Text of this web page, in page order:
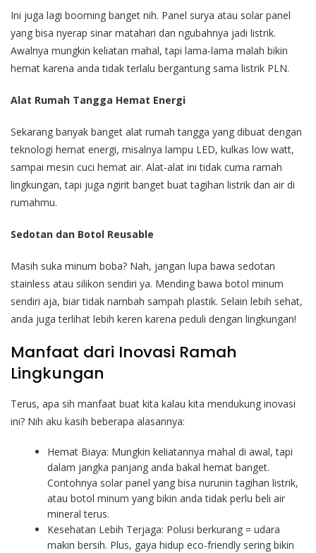
Ini juga lagi booming banget nih. Panel surya atau solar panel
yang bisa nyerap sinar matahari dan ngubahnya jadi listrik.
Awalnya mungkin keliatan mahal, tapi lama-lama malah bikin
hemat karena anda tidak terlalu bergantung sama listrik PLN.
Alat Rumah Tangga Hemat Energi
Sekarang banyak banget alat rumah tangga yang dibuat dengan
teknologi hemat energi, misalnya lampu LED, kulkas low watt,
sampai mesin cuci hemat air. Alat-alat ini tidak cuma ramah
lingkungan, tapi juga ngirit banget buat tagihan listrik dan air di
rumahmu.
Sedotan dan Botol Reusable
Masih suka minum boba? Nah, jangan lupa bawa sedotan
stainless atau silikon sendiri ya. Mending bawa botol minum
sendiri aja, biar tidak nambah sampah plastik. Selain lebih sehat,
anda juga terlihat lebih keren karena peduli dengan lingkungan!
Manfaat dari Inovasi Ramah
Lingkungan
Terus, apa sih manfaat buat kita kalau kita mendukung inovasi
ini? Nih aku kasih beberapa alasannya:
Hemat Biaya: Mungkin keliatannya mahal di awal, tapi
dalam jangka panjang anda bakal hemat banget.
Contohnya solar panel yang bisa nurunin tagihan listrik,
atau botol minum yang bikin anda tidak perlu beli air
mineral terus.
Kesehatan Lebih Terjaga: Polusi berkurang = udara
makin bersih. Plus, gaya hidup eco-friendly sering bikin